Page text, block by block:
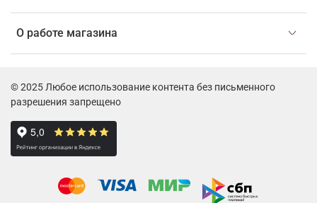
О работе магазина
© 2025 Любое использование контента без письменного
разрешения запрещено